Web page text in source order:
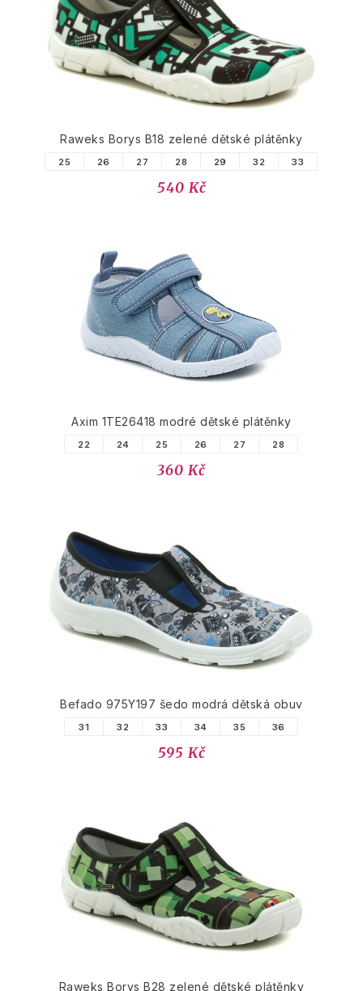
Raweks Borys B18 zelené dětské plátěnky
25 26 27 28 29 32 33
540 Kč
Axim 1TE26418 modré dětské plátěnky
22 24 25 26 27 28
360 Kč
Befado 975Y197 šedo modrá dětská obuv
31 32 33 34 35 36
595 Kč
Raweks Borys B28 zelené dětské plátěnky